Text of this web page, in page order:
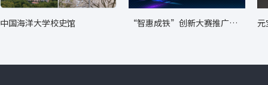
中国海洋大学校史馆
“智惠成铁”创新大赛推广转
元